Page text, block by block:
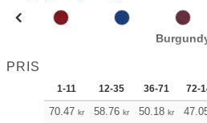
PRIS
1-11 12-35 36-71 72-
70.47 kr 58.76 kr 50.18 kr